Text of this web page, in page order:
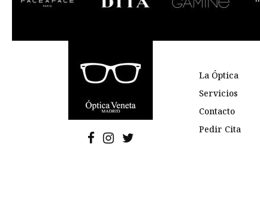
La Óptica
Servicios
Contacto
Pedir Cita